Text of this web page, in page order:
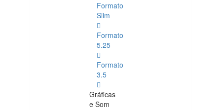
Formato
Slim
Formato
5.25
Formato
3.5
Gráficas
e Som